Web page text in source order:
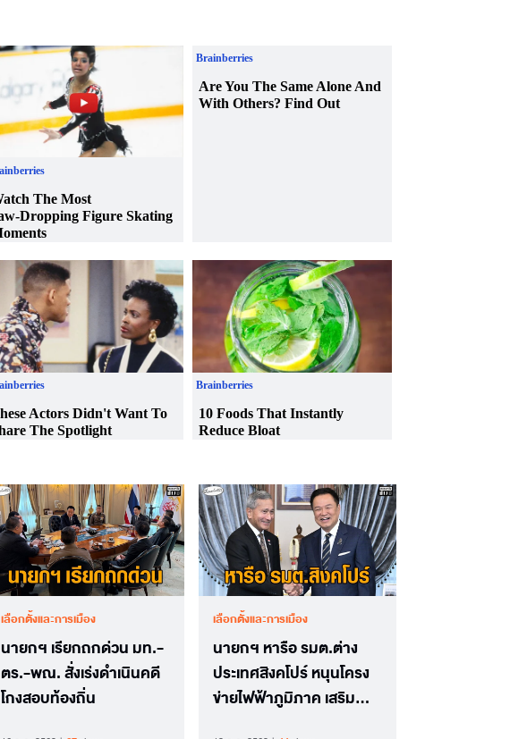
เลือกตั้งและการเมือง
นายกฯ เรียกถกด่วน มท.-
ตร.-พณ. สั่งเร่งดำเนินคดี
โกงสอบท้องถิ่น
เลือกตั้งและการเมือง
นายกฯ หารือ รมต.ต่าง
ประเทศสิงคโปร์ หนุนโครง
ข่ายไฟฟ้าภูมิภาค เสริม